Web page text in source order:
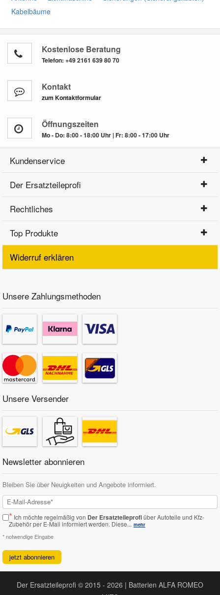
Kabelbäume
Kostenlose Beratung
Telefon: +49 2161 639 80 70
Kontakt
zum Kontaktformular
Öffnungszeiten
Mo - Do: 8:00 - 18:00 Uhr | Fr: 8:00 - 17:00 Uhr
Kundenservice
Der Ersatzteileprofi
Rechtliches
Top Produkte
Widerruf erklären
Unsere Zahlungsmethoden
Unsere Versender
Newsletter abonnieren
Bleiben Sie über Neuigkeiten und Angebote informiert.
* Ich möchte regelmäßig von Der Ersatzteileprofiüber Autoteile und Kfz-
Zubehör per E-Mail informiert werden. Diese... mehr
* notwendige Eingabe
jetzt abonnieren
Der Ersatzteileprofi © 2015 - 2026 | Batterien ALFA ROMEO